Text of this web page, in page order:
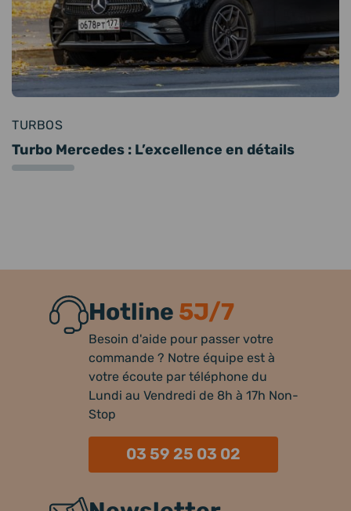
TURBOS
Turbo Mercedes : L’excellence en détails
Hotline 5J/7
Besoin d'aide pour passer votre
commande ? Notre équipe est à
votre écoute par téléphone du
Lundi au Vendredi de 8h à 17h Non-
Stop
03 59 25 03 02